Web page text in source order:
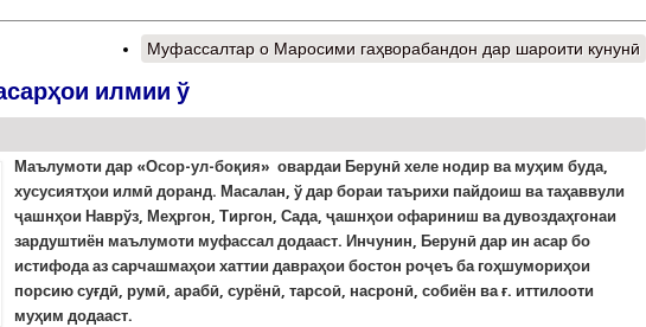
Муфассалтар о Маросими гаҳворабандон дар шароити кунунӣ
илмии ў
Маълумоти дар «Осор-ул-боқия» овардаи Берунӣ хеле нодир ва муҳим буда,
хусусиятҳои илмӣ доранд. Масалан, ў дар бораи таърихи пайдоиш ва таҳаввули
ҷашнҳои Наврўз, Меҳргон, Тиргон, Сада, ҷашнҳои офариниш ва дувоздаҳгонаи
зардуштиён маълумоти муфассал додааст. Инчунин, Берунӣ дар ин асар бо
истифода аз сарчашмаҳои хаттии давраҳои бостон роҷеъ ба гоҳшумориҳои
порсию суғдӣ, румӣ, арабӣ, сурёнӣ, тарсоӣ, насронӣ, собиён ва ғ. иттилооти
муҳим додааст.